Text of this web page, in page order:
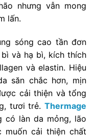
nhưng vẫn mong
lấn.
sóng cao tần đơn
và hạ bì, kích thích
và elastin. Hiệu
săn chắc hơn, mịn
cải thiện và tổng
tươi trẻ. Thermage
có làn da mỏng, lão
muốn cải thiện chất